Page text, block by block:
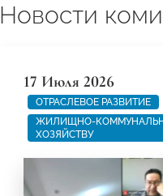
Новости
17 Июля 2026
ОТРАСЛЕВОЕ РАЗВИТИЕ
ЖИЛИЩНО-
ХОЗЯЙСТВУ